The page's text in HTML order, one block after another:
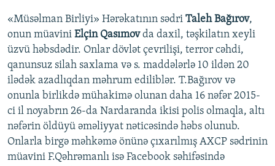
«Müsəlman Birliyi» Hərəkatının sədri Taleh Bağırov,
onun müavini Elçin Qasımovda daxil, təşkilatın xeyli
üzvü həbsdədir. Onlar dövlət çevrilişi, terror cəhdi,
qanunsuz silah saxlama və s. maddələrlə 10 ildən 20
ilədək azadlıqdan məhrum ediliblər. T.Bağırov və
onunla birlikdə mühakimə olunan daha 16 nəfər 2015-
ci il noyabrın 26-da Nardaranda ikisi polis olmaqla, altı
nəfərin öldüyü əməliyyat nəticəsində həbs olunub.
Onlarla birgə məhkəmə önünə çıxarılmış AXCP sədrinin
müavini F.Qəhrəmanlı isə Facebook səhifəsində